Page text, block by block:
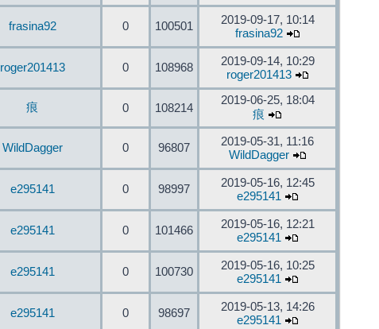
frasina92 0 100501
2019-09-17, 10:14
frasina92
roger201413 0 108968
2019-09-14, 10:29
roger201413
痕 0 108214
2019-06-25, 18:04
痕
WildDagger 0 96807
2019-05-31, 11:16
WildDagger
e295141 0 98997
2019-05-16, 12:45
e295141
e295141 0 101466
2019-05-16, 12:21
e295141
e295141 0 100730
2019-05-16, 10:25
e295141
e295141 0 98697
2019-05-13, 14:26
e295141